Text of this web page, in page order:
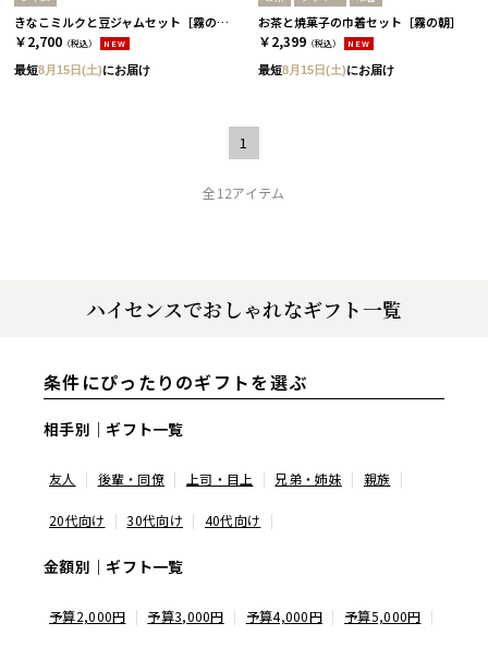
きなこミルクと豆ジャムセット［霧の朝］
￥2,700 （税込） NEW
最短8月15日(土)にお届け
お茶と焼菓子の巾着セット［霧の朝］
￥2,399 （税込） NEW
最短8月15日(土)にお届け
1
全12アイテム
ハイセンスでおしゃれなギフト一覧
条件にぴったりのギフトを選ぶ
相手別｜ギフト一覧
友人 後輩・同僚 上司・目上 兄弟・姉妹 親族
20代向け 30代向け 40代向け
金額別｜ギフト一覧
予算2,000円 予算3,000円 予算4,000円 予算5,000円